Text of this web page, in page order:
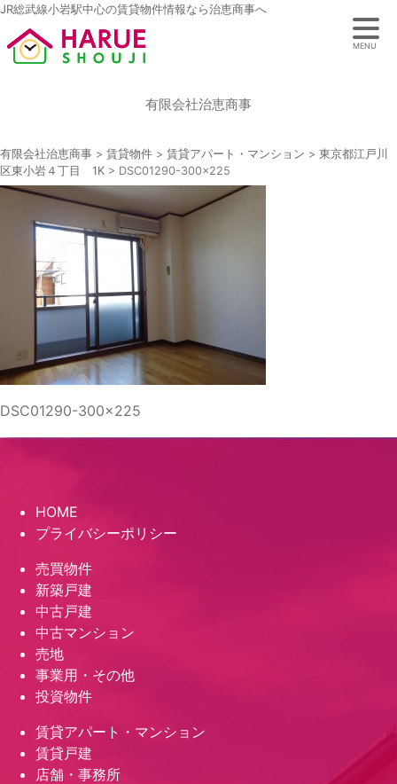
JR総武線小岩駅中心の賃貸物件情報なら治恵商事へ
有限会社治恵商事
有限会社治恵商事 > 賃貸物件 > 賃貸アパート・マンション > 東京都江戸川
区東小岩４丁目 1K > DSC01290-300×225
DSC01290-300x225
MENU
HOME
プライバシーポリシー
売買物件
新築戸建
中古戸建
中古マンション
売地
事業用・その他
投資物件
賃貸アパート・マンション
賃貸戸建
店舗・事務所